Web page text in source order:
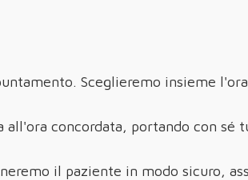
Sceglieremo insieme
concordata, portando con sé
il paziente in modo sicuro,